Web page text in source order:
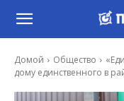
Домой Общество
дому единственного в